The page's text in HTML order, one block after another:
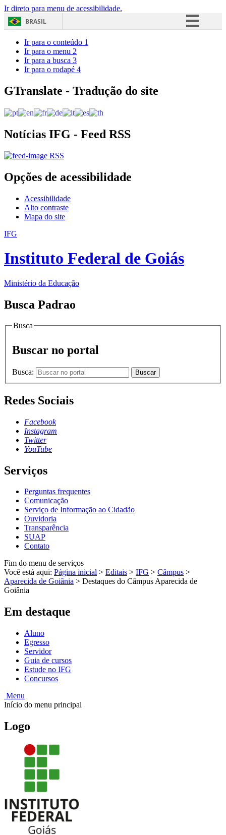
Ir direto para menu de acessibilidade.
BRASIL
Acesso à informação
Ir para o conteúdo 1
Ir para o menu 2
Ir para a busca 3
Ir para o rodapé 4
GTranslate - Tradução do site
Notícias IFG - Feed RSS
RSS
Opções de acessibilidade
Acessibilidade
Alto contraste
Mapa do site
IFG
Instituto Federal de Goiás
Ministério da Educação
Busca Padrao
Busca
Buscar no portal
Busca: Buscar
Redes Sociais
Facebook
Instagram
Twitter
YouTube
Serviços
Perguntas frequentes
Comunicação
Serviço de Informação ao Cidadão
Ouvidoria
Transparência
SUAP
Contato
Fim do menu de serviços
Você está aqui: Página inicial > Editais > IFG > Câmpus >
Aparecida de Goiânia > Destaques do Câmpus Aparecida de
Goiânia
Em destaque
Aluno
Egresso
Servidor
Guia de cursos
Estude no IFG
Concursos
Menu
Início do menu principal
Logo